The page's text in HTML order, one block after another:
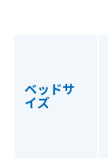
ベッドサ
イズ